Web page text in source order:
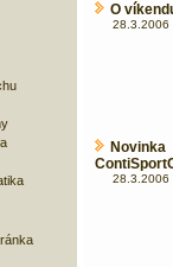
O
28.3.2006
28.3.2006